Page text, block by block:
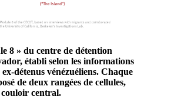
8 » du centre de détention
établi selon les informations
détenus vénézuéliens. Chaque
de deux rangées de cellules,
couloir central.